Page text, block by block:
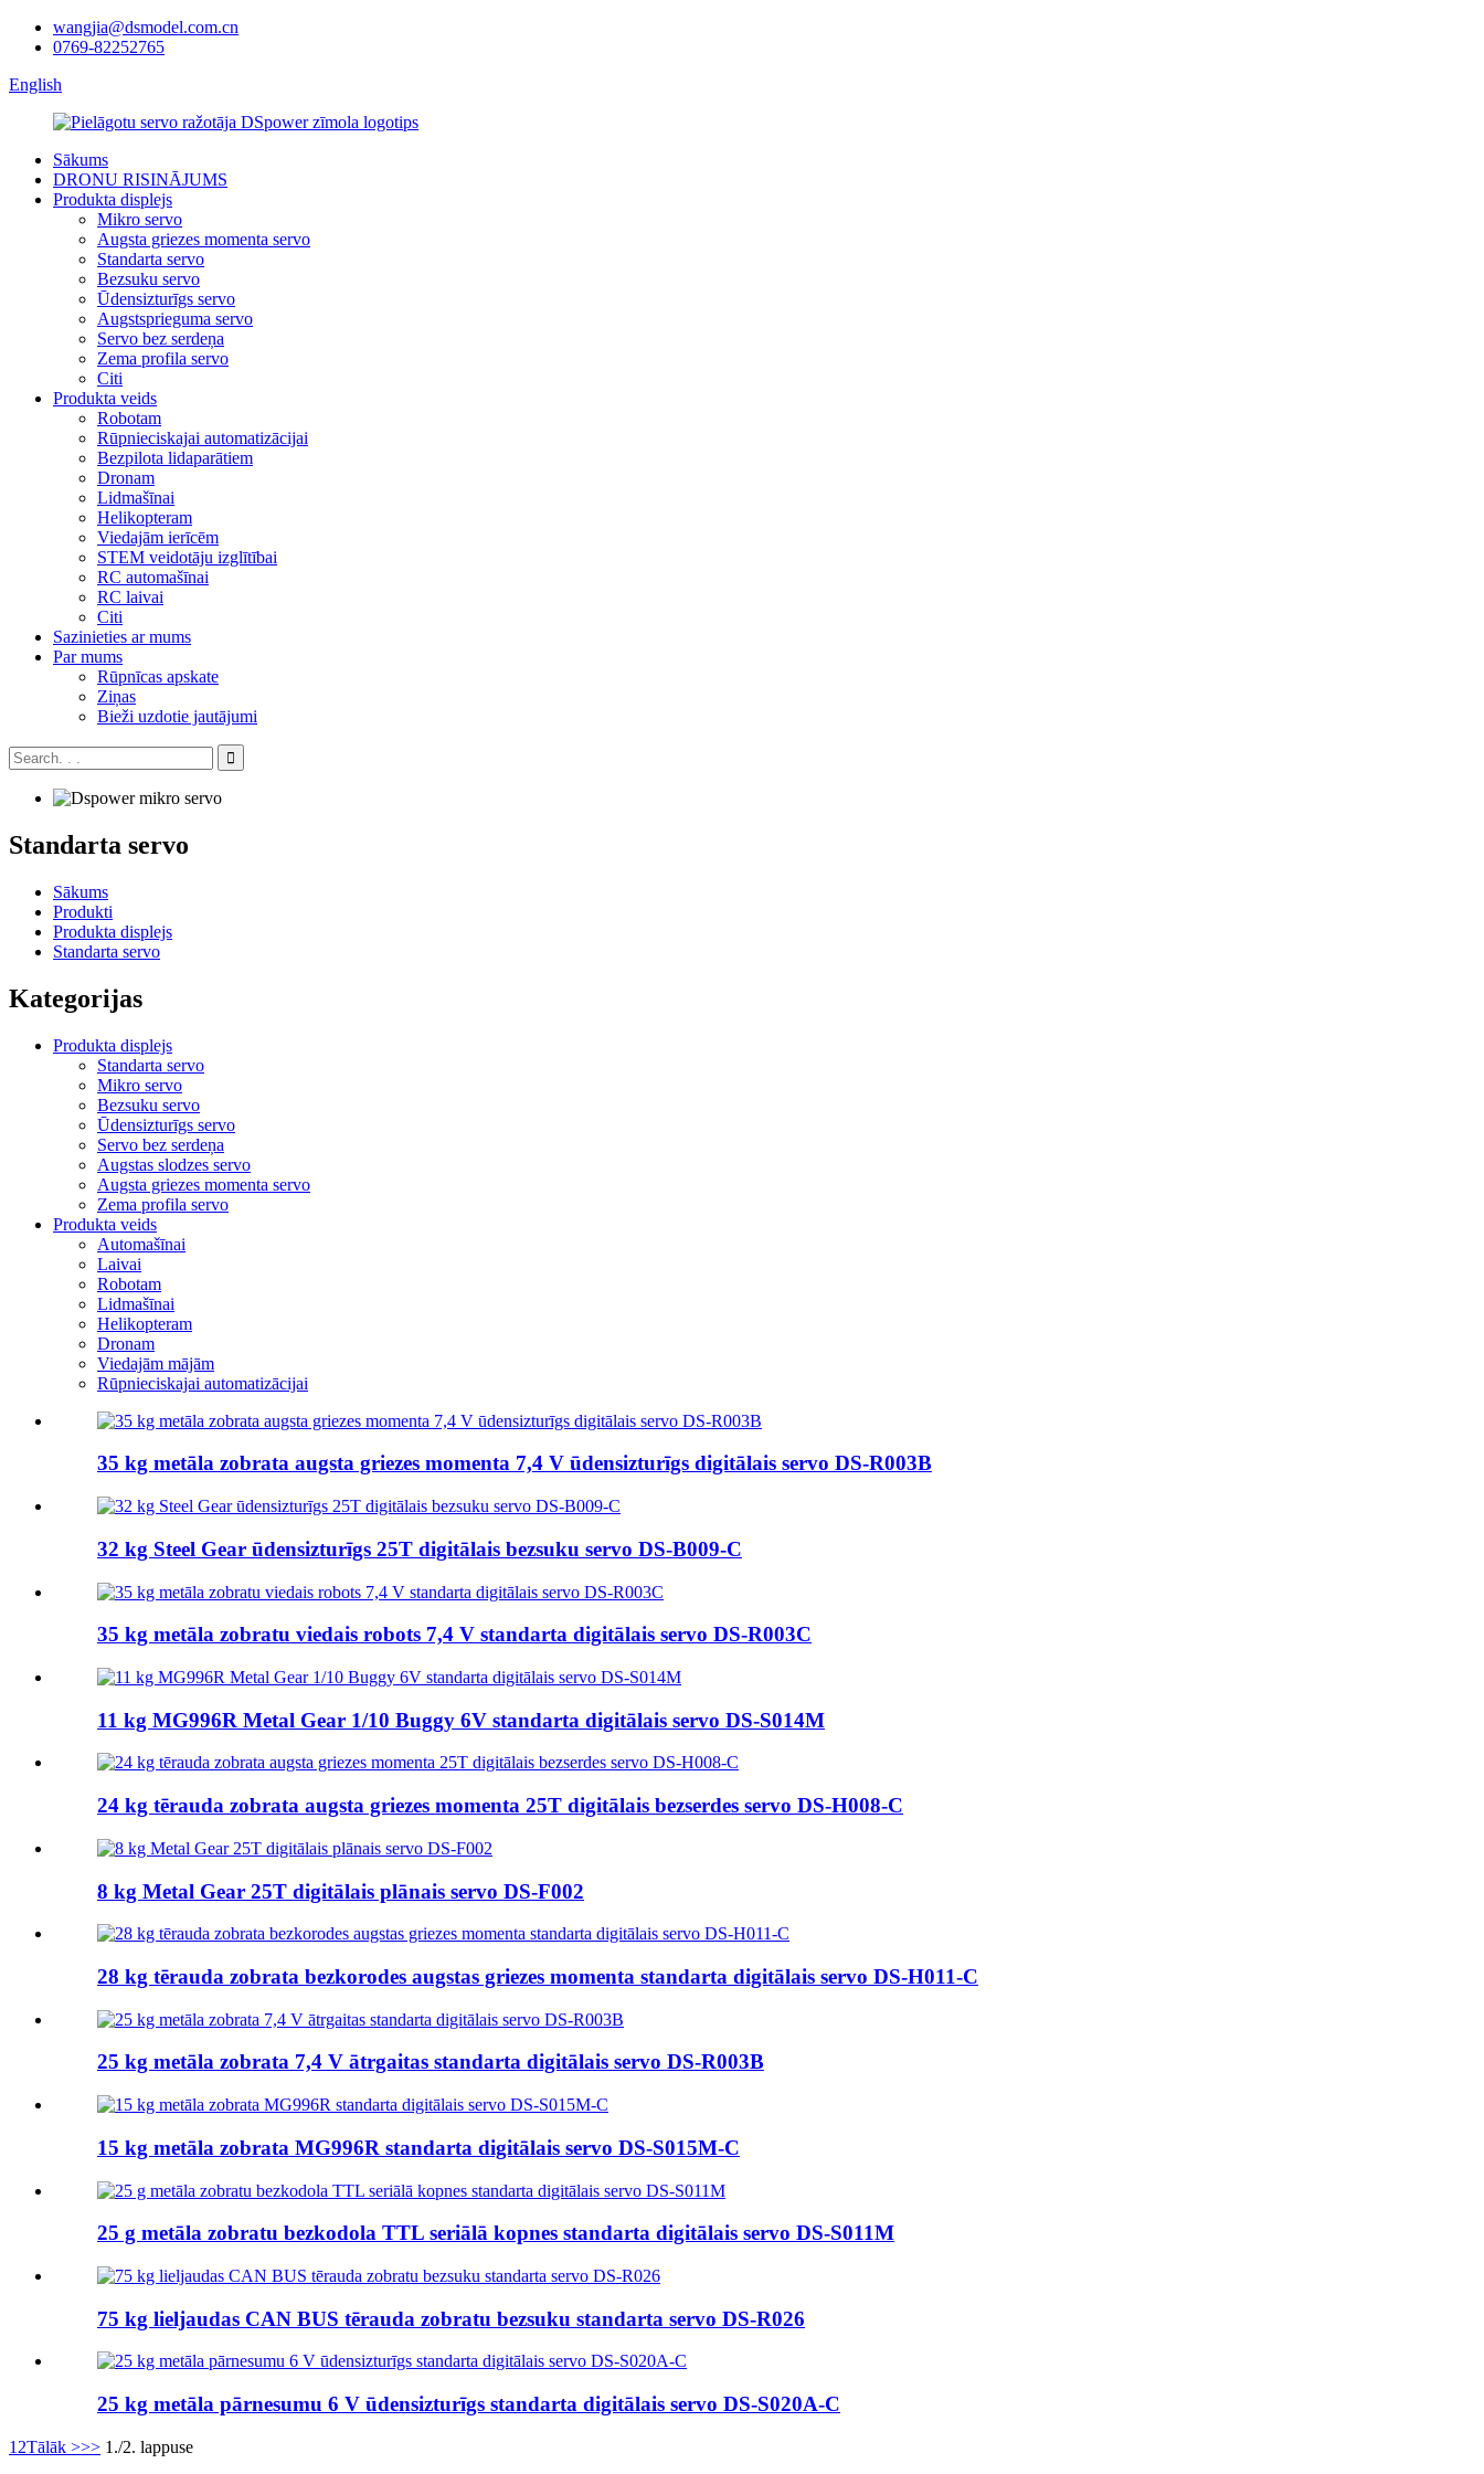
wangjia@dsmodel.com.cn
0769-82252765
English
Sākums
DRONU RISINĀJUMS
Produkta displejs
Mikro servo
Augsta griezes momenta servo
Standarta servo
Bezsuku servo
Ūdensizturīgs servo
Augstsprieguma servo
Servo bez serdeņa
Zema profila servo
Citi
Produkta veids
Robotam
Rūpnieciskajai automatizācijai
Bezpilota lidaparātiem
Dronam
Lidmašīnai
Helikopteram
Viedajām ierīcēm
STEM veidotāju izglītībai
RC automašīnai
RC laivai
Citi
Sazinieties ar mums
Par mums
Rūpnīcas apskate
Ziņas
Bieži uzdotie jautājumi
Standarta servo
Sākums
Produkti
Produkta displejs
Standarta servo
Kategorijas
Produkta displejs
Standarta servo
Mikro servo
Bezsuku servo
Ūdensizturīgs servo
Servo bez serdeņa
Augstas slodzes servo
Augsta griezes momenta servo
Zema profila servo
Produkta veids
Automašīnai
Laivai
Robotam
Lidmašīnai
Helikopteram
Dronam
Viedajām mājām
Rūpnieciskajai automatizācijai
35 kg metāla zobrata augsta griezes momenta 7,4 V ūdensizturīgs digitālais servo DS-R003B
32 kg Steel Gear ūdensizturīgs 25T digitālais bezsuku servo DS-B009-C
35 kg metāla zobratu viedais robots 7,4 V standarta digitālais servo DS-R003C
11 kg MG996R Metal Gear 1/10 Buggy 6V standarta digitālais servo DS-S014M
24 kg tērauda zobrata augsta griezes momenta 25T digitālais bezserdes servo DS-H008-C
8 kg Metal Gear 25T digitālais plānais servo DS-F002
28 kg tērauda zobrata bezkorodes augstas griezes momenta standarta digitālais servo DS-H011-C
25 kg metāla zobrata 7,4 V ātrgaitas standarta digitālais servo DS-R003B
15 kg metāla zobrata MG996R standarta digitālais servo DS-S015M-C
25 g metāla zobratu bezkodola TTL seriālā kopnes standarta digitālais servo DS-S011M
75 kg lieljaudas CAN BUS tērauda zobratu bezsuku standarta servo DS-R026
25 kg metāla pārnesumu 6 V ūdensizturīgs standarta digitālais servo DS-S020A-C
1 2Tālāk >>> 1./2. lappuse